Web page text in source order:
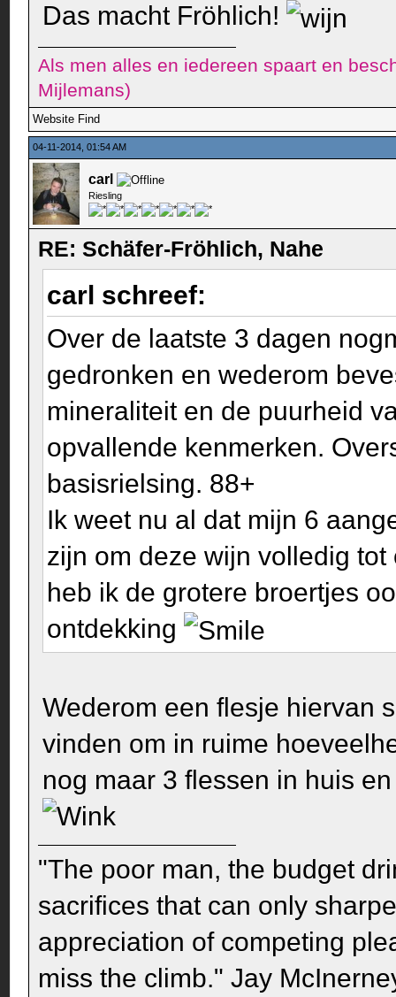
Das macht Fröhlich!
Als men alles en iedereen spaart en
Mijlemans)
Website Find
04-11-2014, 01:54 AM
carl
Riesling
RE: Schäfer-Fröhlich, Nahe
carl schreef:
Over de laatste 3 dagen
gedronken en wederom
mineraliteit en de puurheid
opvallende kenmerken.
basisrielsing. 88+
Ik weet nu al dat mijn 6
zijn om deze wijn volledig
heb ik de grotere broertjes
ontdekking
Wederom een flesje hiervan
vinden om in ruime
nog maar 3 flessen in huis
"The poor man, the budget
sacrifices that can only
appreciation of competing
miss the climb." Jay